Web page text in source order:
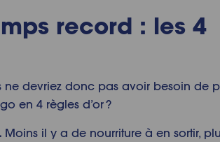
record : les 4
ne devriez donc pas avoir besoin de
en 4 règles d’or ?
Moins il y a de nourriture à en sortir,